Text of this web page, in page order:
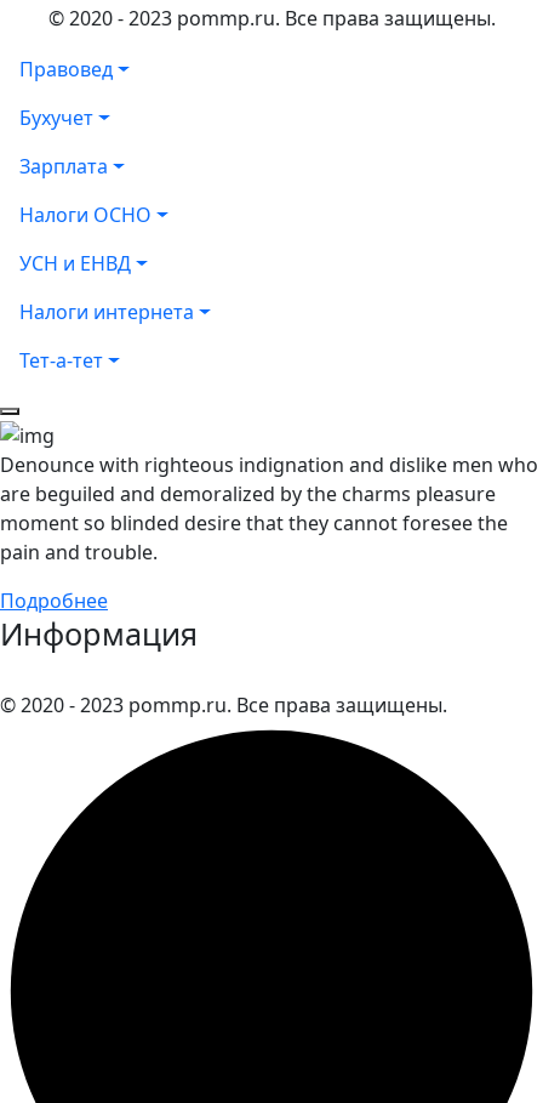
© 2020 - 2023 pommp.ru. Все права защищены.
Правовед
Бухучет
Зарплата
Налоги ОСНО
УСН и ЕНВД
Налоги интернета
Тет-а-тет
Denounce with righteous indignation and dislike men who
are beguiled and demoralized by the charms pleasure
moment so blinded desire that they cannot foresee the
pain and trouble.
Подробнее
Информация
© 2020 - 2023 pommp.ru. Все права защищены.